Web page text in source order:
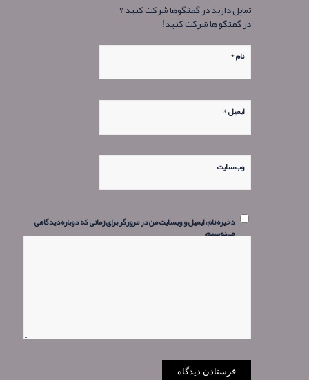
تمایل دارید در گفتگوها شرکت کنید ؟
در گفتگو ها شرکت کنید!
نام*
ایمیل*
وب‌ سایت
ذخیره نام، ایمیل و وبسایت من در مرورگر برای زمانی که دوباره دیدگاهی
می‌نویسم.